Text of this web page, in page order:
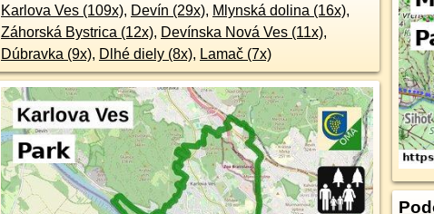
Karlova Ves (109x), Devín (29x), Mlynská dolina (16x),
Záhorská Bystrica (12x), Devínska Nová Ves (11x),
Dúbravka (9x), Dlhé diely (8x), Lamač (7x)